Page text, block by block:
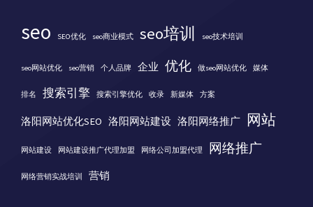
seo SEO优化 seo商业模式 seo培训 seo技术培训
seo网站优化 seo营销 个人品牌 企业 优化 做seo网站优化 媒体
排名 搜索引擎 搜索引擎优化 收录 新媒体 方案
洛阳网站优化SEO 洛阳网站建设 洛阳网络推广 网站
网站建设 网站建设推广代理加盟 网络公司加盟代理 网络推广
网络营销实战培训 营销